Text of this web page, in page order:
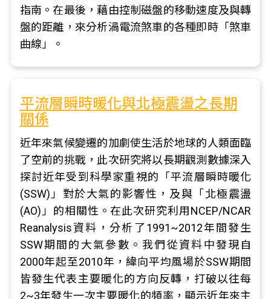
指南。在最後，藉由控制磁盤的移動速度及與轉
盤的距離，來分析渦電流煞車的各種即時「煞車
曲線」。
平流層瞬時暖化與北極震盪之長期
關係
近年來氣候變遷的加劇使生活於地球的人類面臨
了空前的挑戰，此次研究將以長期觀測數據深入
探討近年受到科學家重視的「平流層瞬時暖化
(SSW)」對於大氣的影響性，及與「北極震盪
(AO)」的相關性。在此次研究利用NCEP/NCAR
Reanalysis資料，分析了1991~2012年間發生
SSW期間的大氣參數。我們從資料中發現自
2000年起至2010年，緯向平均風場於SSW期間
皆發生代表主要暖化的方向反轉，打破以往每
2~3年發生一次主要暖化的頻率，顯示近年來主